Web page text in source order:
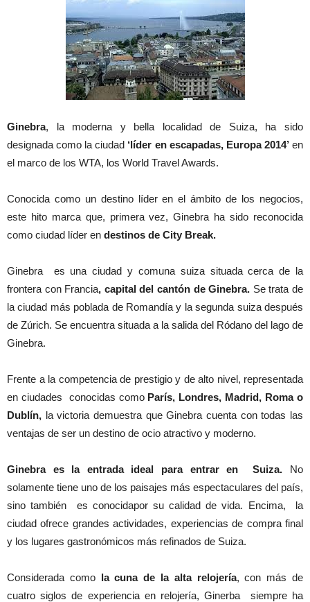
Ginebra, la moderna y bella localidad de Suiza, ha sido
designada como la ciudad ‘líder en escapadas, Europa 2014’en
el marco de los WTA, los World Travel Awards.
Conocida como un destino líder en el ámbito de los negocios,
este hito marca que, primera vez, Ginebra ha sido reconocida
como ciudad líder en destinos de City Break.
Ginebra es una ciudad y comuna suiza situada cerca de la
frontera con Francia, capital del cantón de Ginebra. Se trata de
la ciudad más poblada de Romandía y la segunda suiza después
de Zúrich. Se encuentra situada a la salida del Ródano del lago de
Ginebra.
Frente a la competencia de prestigio y de alto nivel, representada
en ciudades conocidas como París, Londres, Madrid, Roma o
Dublín, la victoria demuestra que Ginebra cuenta con todas las
ventajas de ser un destino de ocio atractivo y moderno.
Ginebra es la entrada ideal para entrar en Suiza. No
solamente tiene uno de los paisajes más espectaculares del país,
sino también es conocidapor su calidad de vida. Encima, la
ciudad ofrece grandes actividades, experiencias de compra final
y los lugares gastronómicos más refinados de Suiza.
Considerada comola cuna de la alta relojería, con más de
cuatro siglos de experiencia en relojería, Ginerba siempre ha